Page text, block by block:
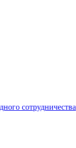
сотрудничества